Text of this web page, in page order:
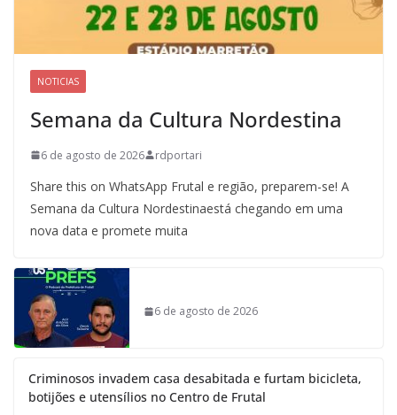
NOTICIAS
Semana da Cultura Nordestina
6 de agosto de 2026 rdportari
Share this on WhatsApp Frutal e região, preparem-se! A
Semana da Cultura Nordestinaestá chegando em uma
nova data e promete muita
6 de agosto de 2026
Criminosos invadem casa desabitada e furtam bicicleta,
botijões e utensílios no Centro de Frutal